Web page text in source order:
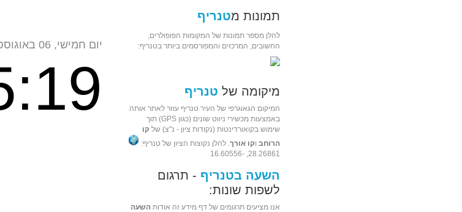
תמונות מטנריף
להלן מספר תמונות של המקומות הפופולרים,
החשובים, המרכזים והמפורסמים ביותר בטנריף:
מיקומה של טנריף
המיקום הגאוגרפי של העיר טנריף עוזר לאתר אותה
באמצעות מכשירי ניווט שונים (כגון GPS) תוך
שימוש בקואורדינטות (נקודות ציון - נ"צ) של קו
הרוחב וקו אורך. להלן נקוצות הציון של טנריף:
28.26861, -16.60556
השעה בטנריף - תרגום
לשפות שונות:
אנו מציעים תרגומים של דף מידע זה אודות השעה
יום חמישי, 06 באוגוסט 2026